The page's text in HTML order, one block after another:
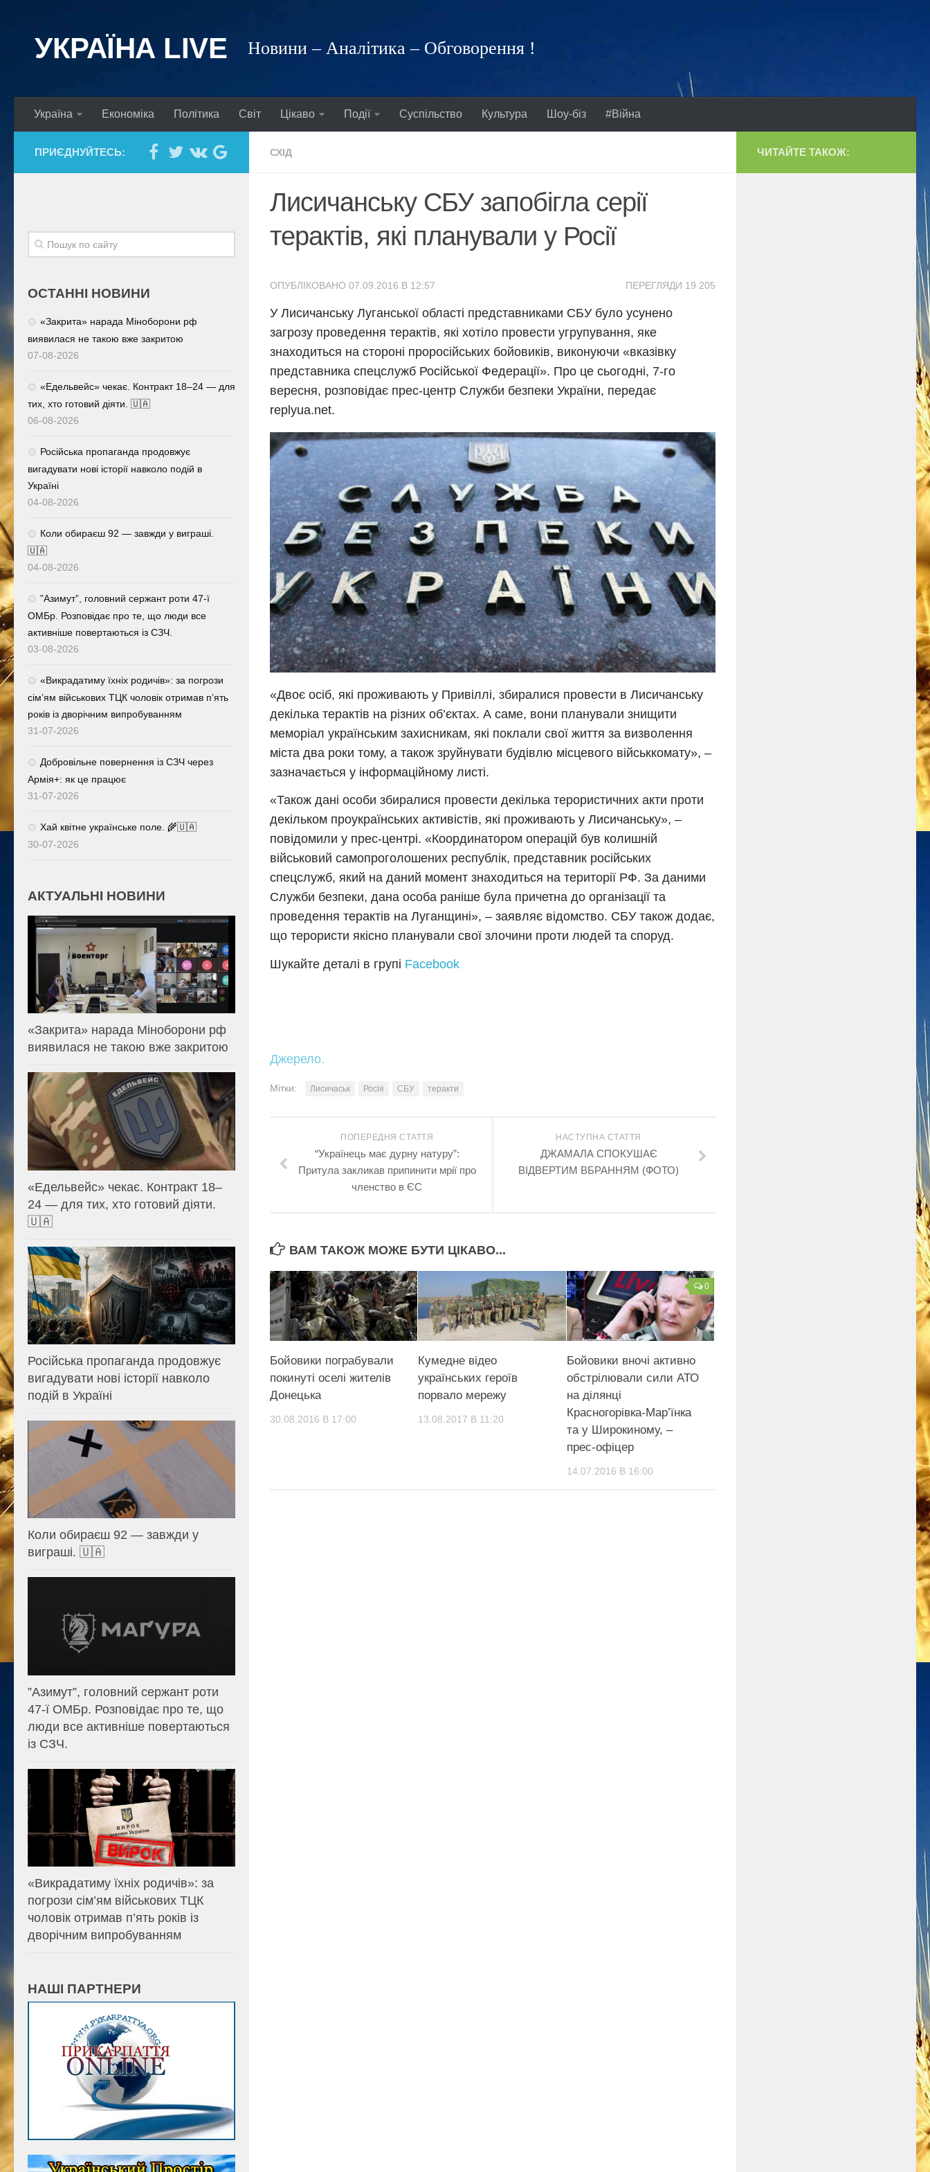
УКРАЇНА LIVE Новини – Аналітика – Обговорення !
Україна Економіка Політика Світ Цікаво Події Суспільство Культура Шоу-біз #Війна
СХІД
Лисичанську СБУ запобігла серії
терактів, які планували у Росії
ПЕРЕГЛЯДИ 19 205
ОПУБЛІКОВАНО 07.09.2016 В 12:57
У Лисичанську Луганської області представниками СБУ було усунено
загрозу проведення терактів, які хотіло провести угрупування, яке
знаходиться на стороні проросійських бойовиків, виконуючи «вказівку
представника спецслужб Російської Федерації». Про це сьогодні, 7-го
вересня, розповідає прес-центр Служби безпеки України, передає
replyua.net.
«Двоє осіб, які проживають у Привіллі, збиралися провести в Лисичанську
декілька терактів на різних об’єктах. А саме, вони планували знищити
меморіал українським захисникам, які поклали свої життя за визволення
міста два роки тому, а також зруйнувати будівлю місцевого військкомату», –
зазначається у інформаційному листі.
«Також дані особи збиралися провести декілька терористичних акти проти
декільком проукраїнських активістів, які проживають у Лисичанську», –
повідомили у прес-центрі. «Координатором операцій був колишній
військовий самопроголошених республік, представник російських
спецслужб, який на даний момент знаходиться на території РФ. За даними
Служби безпеки, дана особа раніше була причетна до організації та
проведення терактів на Луганщині», – заявляє відомство. СБУ також додає,
що терористи якісно планували свої злочини проти людей та споруд.
Шукайте деталі в групі Facebook
Джерело.
Мітки: Лисичаськ Росія СБУ теракти
НАСТУПНА СТАТТЯ
ДЖАМАЛА СПОКУШАЄ
ВІДВЕРТИМ ВБРАННЯМ (ФОТО)
ПОПЕРЕДНЯ СТАТТЯ
“Українець має дурну натуру”:
Притула закликав припинити мрії про
членство в ЄС
ВАМ ТАКОЖ МОЖЕ БУТИ ЦІКАВО...
Бойовики пограбували
покинуті оселі жителів
Донецька
30.08.2016 В 17:00
Кумедне відео
українських героїв
порвало мережу
13.08.2017 В 11:20
0
Бойовики вночі активно
обстрілювали сили АТО
на ділянці
Красногорівка-Мар’їнка
та у Широкиному, –
прес-офіцер
14.07.2016 В 16:00
ПРИЄДНУЙТЕСЬ:
ОСТАННІ НОВИНИ
«Закрита» нарада Міноборони рф
виявилася не такою вже закритою
07-08-2026
«Едельвейс» чекає. Контракт 18–24 — для
тих, хто готовий діяти. 🇺🇦
06-08-2026
Російська пропаганда продовжує
вигадувати нові історії навколо подій в
Україні
04-08-2026
Коли обираєш 92 — завжди у виграші.
🇺🇦
04-08-2026
⁨”Азимут”, головний сержант роти 47-ї
ОМБр. Розповідає про те, що люди все
активніше повертаються із СЗЧ.
03-08-2026
«Викрадатиму їхніх родичів»: за погрози
сім’ям військових ТЦК чоловік отримав п’ять
років із дворічним випробуванням
31-07-2026
Добровільне повернення із СЗЧ через
Армія+: як це працює
31-07-2026
Хай квітне українське поле. 🌾🇺🇦
30-07-2026
АКТУАЛЬНІ НОВИНИ
«Закрита» нарада Міноборони рф
виявилася не такою вже закритою
«Едельвейс» чекає. Контракт 18–
24 — для тих, хто готовий діяти.
🇺🇦
Російська пропаганда продовжує
вигадувати нові історії навколо
подій в Україні
Коли обираєш 92 — завжди у
виграші. 🇺🇦
⁨”Азимут”, головний сержант роти
47-ї ОМБр. Розповідає про те, що
люди все активніше повертаються
із СЗЧ.
«Викрадатиму їхніх родичів»: за
погрози сім’ям військових ТЦК
чоловік отримав п’ять років із
дворічним випробуванням
НАШІ ПАРТНЕРИ
ЧИТАЙТЕ ТАКОЖ: